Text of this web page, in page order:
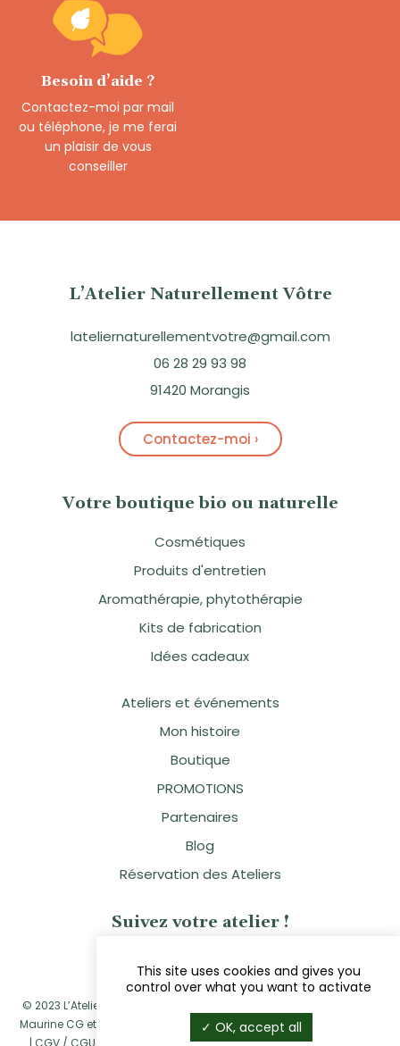
Besoin d’aide ?
Contactez-moi par mail
ou téléphone, je me ferai
un plaisir de vous
conseiller
L’Atelier Naturellement Vôtre
lateliernaturellementvotre@gmail.com
06 28 29 93 98
91420 Morangis
Contactez-moi ›
Votre boutique bio ou naturelle
Cosmétiques
Produits d'entretien
Aromathérapie, phytothérapie
Kits de fabrication
Idées cadeaux
Ateliers et événements
Mon histoire
Boutique
PROMOTIONS
Partenaires
Blog
Réservation des Ateliers
Suivez votre atelier !
© 2023 L’Atelier Naturellement Vôtre - Sandra Clavier - Réalisé par
Maurine CGet Mentions légales| Politique de confidentialité
| CGV / CGU Politique de retour et de remboursement
This site uses cookies and gives you
control over what you want to activate
OK, accept all